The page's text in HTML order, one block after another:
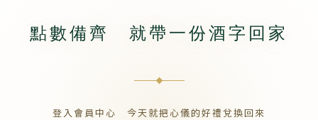
點數備齊 就帶一份酒字回家
登入會員中心 今天就把心儀的好禮兌換回來